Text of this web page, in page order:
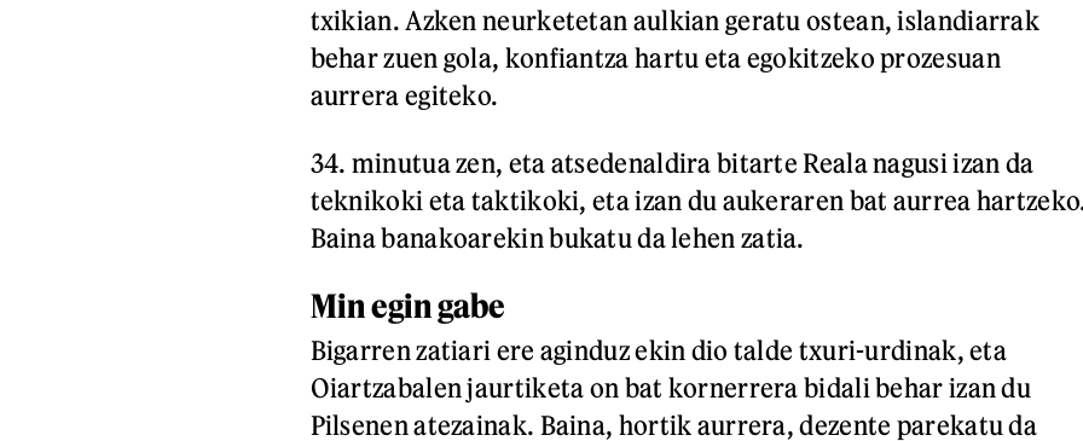
txikian. Azken neurketetan aulkian geratu ostean, islandiarrak
behar zuen gola, konfiantza hartu eta egokitzeko prozesuan
aurrera egiteko.
34. minutua zen, eta atsedenaldira bitarte Reala nagusi izan da
teknikoki eta taktikoki, eta izan du aukeraren bat aurrea
Baina banakoarekin bukatu da lehen zatia.
Min egin gabe
Bigarren zatiari ere aginduz ekin dio talde txuri-urdinak, eta
Oiartzabalen jaurtiketa on bat kornerrera bidali behar izan du
Pilsenen atezainak. Baina, hortik aurrera, dezente parekatu da